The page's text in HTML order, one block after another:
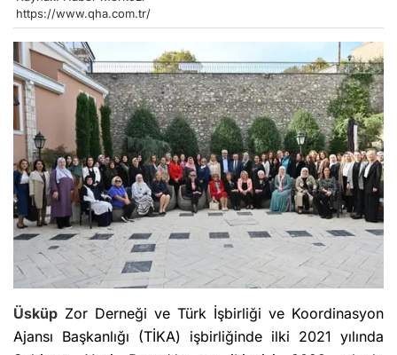
https://www.qha.com.tr/
Üsküp Zor Derneği ve Türk İşbirliği ve Koordinasyon
Ajansı Başkanlığı (TİKA) işbirliğinde ilki 2021 yılında